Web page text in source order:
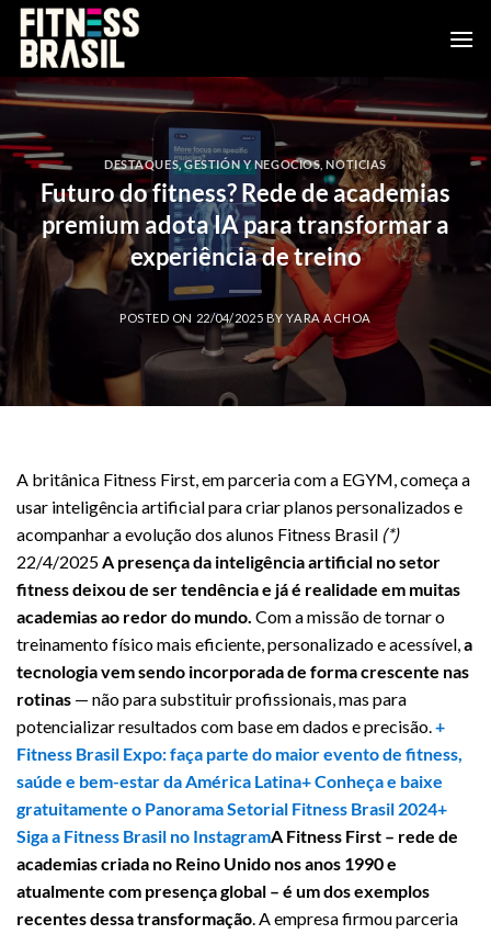
Saltar
contenido
DESTAQUES,GESTIÓN Y NEGOCIOS ,NOTICIAS
Futuro do fitness? Rede de academias
premium adota IA para transformar a
experiência de treino
POSTED ON 22/04/2025 BYYARA ACHOA
A britânica Fitness First, em parceria com a EGYM, começa a
usar inteligência artificial para criar planos personalizados e
acompanhar a evolução dos alunos Fitness Brasil (*)
22/4/2025A presença da inteligência artificial no setor
fitness deixou de ser tendência e já é realidade em muitas
academias ao redor do mundo. Com a missão de tornar o
treinamento físico mais eficiente, personalizado e acessível,a
tecnologia vem sendo incorporada de forma crescente nas
rotinas — não para substituir profissionais, mas para
potencializar resultados com base em dados e precisão.+
Fitness Brasil Expo: faça parte do maior evento de fitness,
saúde e bem-estar da América Latina+ Conheça e baixe
gratuitamente o Panorama Setorial Fitness Brasil 2024+
Siga a Fitness Brasil no InstagramA Fitness First – rede de
academias criada no Reino Unido nos anos 1990 e
atualmente com presença global – é um dos exemplos
recentes dessa transformação. A empresa firmou parceria